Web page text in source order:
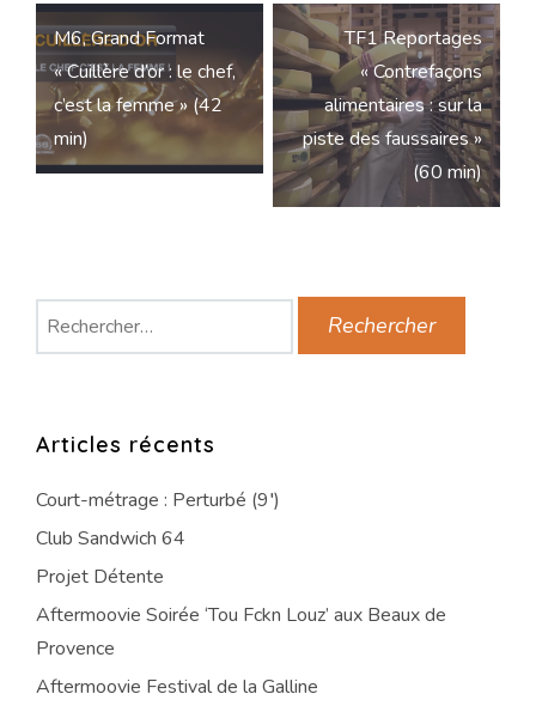
Navigation
de
l’article
M6, Grand Format
« Cuillère d’or : le chef,
c’est la femme » (42
min)
TF1 Reportages
« Contrefaçons
alimentaires : sur la
piste des faussaires »
(60 min)
Articles récents
Court-métrage : Perturbé (9′)
Club Sandwich 64
Projet Détente
Aftermoovie Soirée ‘Tou Fckn Louz’ aux Beaux de
Provence
Aftermoovie Festival de la Galline